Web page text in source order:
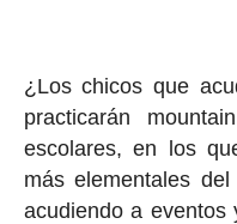
¿Los chicos que
practicarán
escolares, en los
más elementales
acudiendo a eventos